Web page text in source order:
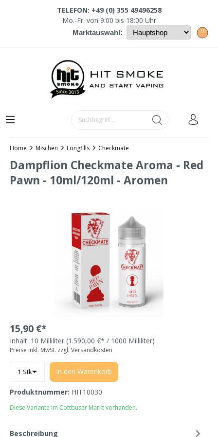
TELEFON: +49 (0) 355 49496258
Mo.-Fr. von 9:00 bis 18:00 Uhr
Marktauswahl: ?
Home Mischen Longfills Checkmate
Dampflion Checkmate Aroma - Red
Pawn - 10ml/120ml - Aromen
15,90 €*
Inhalt: 10 Milliliter (1.590,00 €* / 1000 Milliliter)
Preise inkl. MwSt. zzgl. Versandkosten
In den Warenkorb
Produktnummer: HIT10030
Diese Variante im Cottbuser Markt vorhanden.
Beschreibung